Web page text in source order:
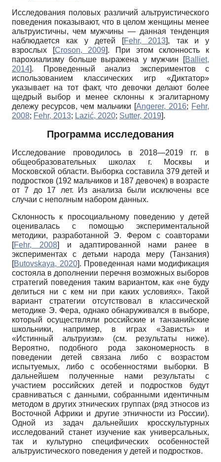
Исследования половых различий альтруистического
поведения показывают, что в целом женщины менее
альтруистичны, чем мужчины — данная тенденция
наблюдается как у детей
[Fehr, 2013], так и у
взрослых
[Croson, 2009]. При этом склонность к
парохиализму больше выражена у мужчин
[Balliet,
2014]. Проведенный анализ экспериментов с
использованием классических игр «Диктатор»
указывает на тот факт, что девочки делают более
щедрый выбор и менее склонны к эгалитарному
дележу ресурсов, чем мальчики [Angerer, 2016; Fehr,
2008; Fehr, 2013; Lazić, 2020; Sutter, 2019].
Программа исследования
Исследование проводилось в 2018—2019 гг. в
общеобразовательных школах г. Москвы и
Московской области. Выборка составила 379 детей и
подростков (192 мальчиков и 187 девочек) в возрасте
от 7 до 17 лет. Из анализа были исключены все
случаи с неполным набором данных.
Склонность к просоциальному поведению у детей
оценивалась с помощью экспериментальной
методики, разработанной Э. Фером с соавторами
[Fehr, 2008]
и адаптированной нами ранее в
экспериментах с детьми народа меру (Танзания)
[Butovskaya, 2020]. Проведенная нами модификация
состояла в дополнении перечня возможных выборов
стратегий поведения таким вариантом, как «не буду
делиться ни с кем ни при каких условиях». Такой
вариант стратегии отсутствовал в классической
методике Э. Фера, однако обнаруживался в выборе,
который осуществляли российские и танзанийские
школьники, например, в играх «Зависть» и
«Истинный альтруизм» (см. результаты ниже).
Вероятно, подобного рода закономерность в
поведении детей связана либо с возрастом
испытуемых, либо с особенностями выборки. В
дальнейшем полученные нами результаты с
участием российских детей и подростков будут
сравниваться с данными, собранными идентичным
методом в других этнических группах (ряд этносов из
Восточной Африки и другие этничности из России).
Одной из задач дальнейших кросскультурных
исследований станет изучение как универсальных,
так и культурно специфических особенностей
альтруистического поведения у детей и подростков.